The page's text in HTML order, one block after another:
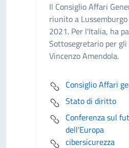
Il Consiglio Affari
riunito a
2021. Per l'Italia, ha
Sottosegretario per
Vincenzo Amendola.
Consiglio Affari
Stato di diritto
Conferenza sul
dell'Europa
cibersicurezza